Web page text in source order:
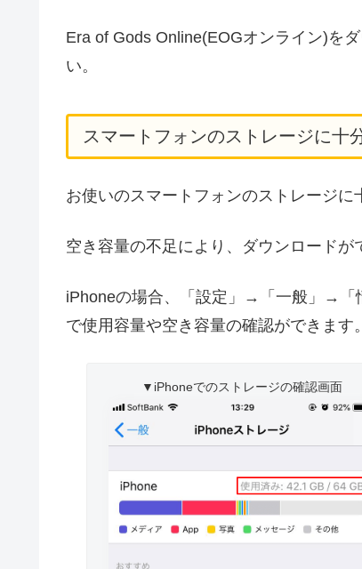
Era of Gods Online(EOGオンライン)を
い。
スマートフォンのストレージに十
お使いのスマートフォンのストレージに
空き容量の不足により、ダウンロードが
iPhoneの場合、「設定」→「一般」→「
で使用容量や空き容量の確認ができます。
▼iPhoneでのストレージの確認画面